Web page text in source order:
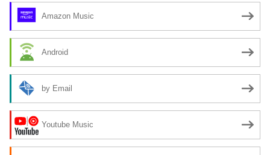
Amazon Music
Android
by Email
Youtube Music